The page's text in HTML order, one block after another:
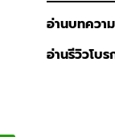
อ่านบทควา
อ่านรีวิวโบ